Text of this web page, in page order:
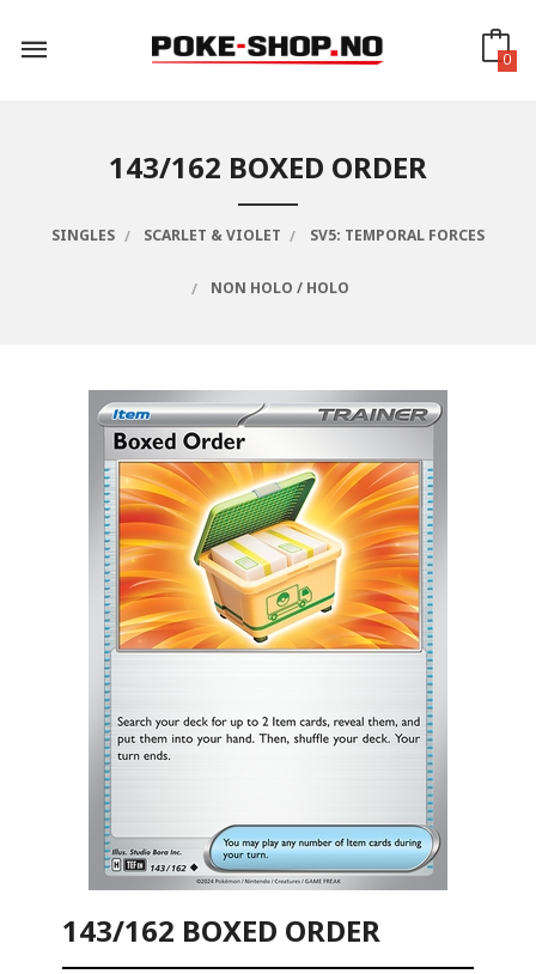
innholdet
0
143/162 BOXED ORDER
SINGLES SCARLET & VIOLET SV5: TEMPORAL FORCES
NON HOLO / HOLO
143/162 BOXED ORDER